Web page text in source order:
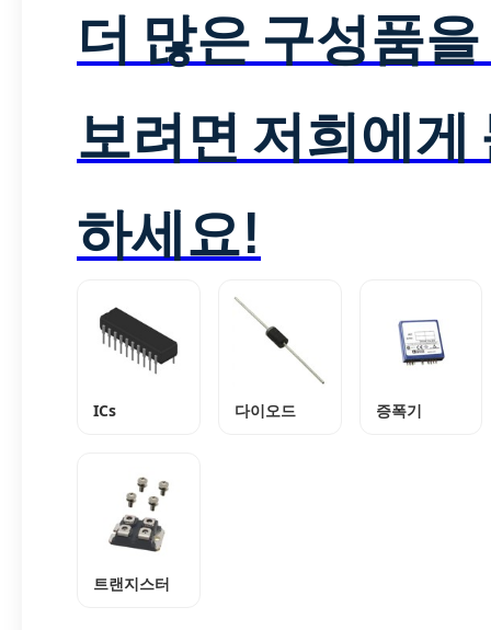
더 많은 구성품
보려면 저희에게
하세요!
ICs 다이오드 증폭기
트랜지스터